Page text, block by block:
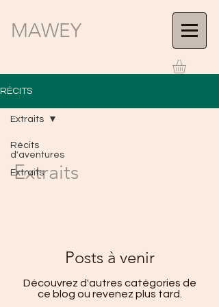
MAWEY
RÉCITS
Récits
d'aventures
Extraits
Extraits
Extraits
Posts à venir
Découvrez d'autres catégories de
ce blog ou revenez plus tard.